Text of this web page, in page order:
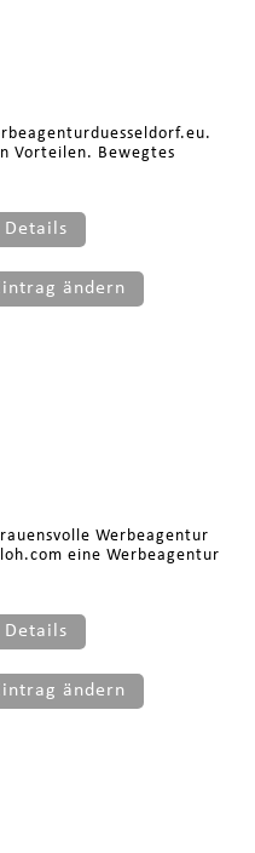
Vorteilen. Bewegtes
Details
ändern
Werbeagentur
eine Werbeagentur
Details
ändern